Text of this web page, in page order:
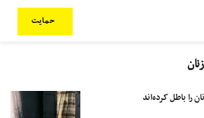
حمایت
را باطل کرده‌اند